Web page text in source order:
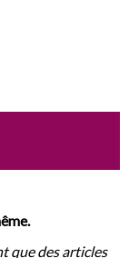
que des articles